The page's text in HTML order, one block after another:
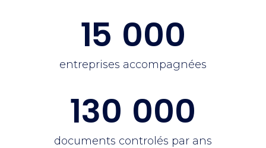
15 000
entreprises accompagnées
130 000
documents controlés par ans